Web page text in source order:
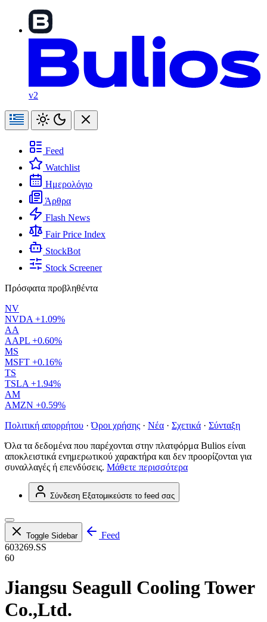
v2
Feed
Watchlist
Ημερολόγιο
Άρθρα
Flash News
Fair Price Index
StockBot
Stock Screener
Πρόσφατα προβληθέντα
NV
NVDA +1.09%
AA
AAPL +0.60%
MS
MSFT +0.16%
TS
TSLA +1.94%
AM
AMZN +0.59%
Πολιτική απορρήτου · Όροι χρήσης · Νέα · Σχετικά · Σύνταξη
Όλα τα δεδομένα που παρέχονται στην πλατφόρμα Bulios είναι
αποκλειστικά ενημερωτικού χαρακτήρα και δεν προορίζονται για
συναλλαγές ή επενδύσεις. Μάθετε περισσότερα
Σύνδεση Εξατομικεύστε το feed σας
Toggle Sidebar
Feed
603269.SS
60
Jiangsu Seagull Cooling Tower
Co.,Ltd.